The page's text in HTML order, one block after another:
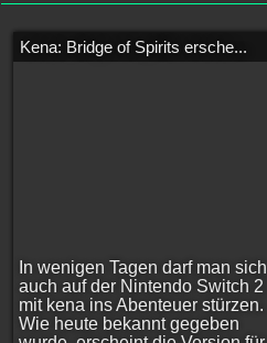
Kena: Bridge of Spirits ersche...
In wenigen Tagen darf man sich
auch auf der Nintendo Switch 2
mit kena ins Abenteuer stürzen.
Wie heute bekannt gegeben